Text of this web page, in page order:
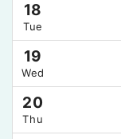
18
Tue
19
Wed
20
Thu